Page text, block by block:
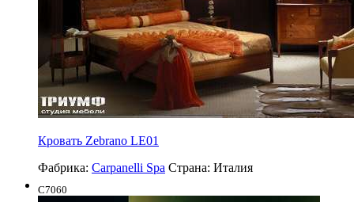
Кровать Zebrano LE01
Фабрика: Carpanelli Spa Страна: Италия
C7060